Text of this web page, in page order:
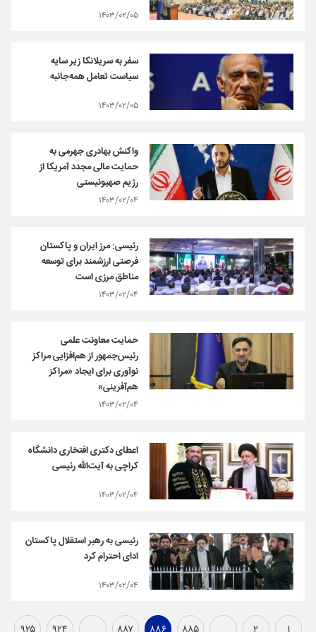
۱۴۰۳/۰۲/۰۵
سفر به سریلانکا زیر سایه
سیاست تعامل همه‌جانبه
۱۴۰۳/۰۲/۰۵
واکنش بهادری جهرمی به
حمایت مالی مجدد آمریکا از
رژیم صهیونیستی
۱۴۰۳/۰۲/۰۴
رئیسی: مرز ایران و پاکستان
فرصتی ارزشمند برای توسعه
مناطق مرزی است
۱۴۰۳/۰۲/۰۴
حمایت معاونت علمی
رئیس‌جمهور از هم‌افزایی مراکز
نوآوری برای ایجاد «مراکز
هم‌آفرینی»
۱۴۰۳/۰۲/۰۴
اعطای دکتری افتخاری دانشگاه
کراچی به آیت‌الله رئیسی
۱۴۰۳/۰۲/۰۴
رئیسی به رهبر استقلال پاکستان
ادای احترام کرد
۱۴۰۳/۰۲/۰۴